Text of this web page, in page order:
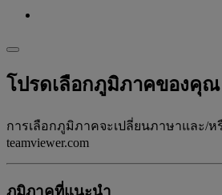
โปรดเลือกภูมิภาคของคุณ
การเลือกภูมิภาคจะเปลี่ยนภาษาและ/ห
teamviewer.com
ภูมิภาคที่แนะนํา